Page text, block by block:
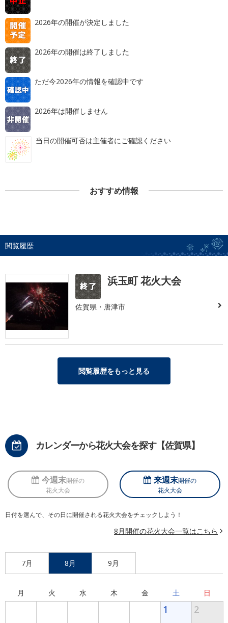
2026年の開催が決定しました
2026年の開催は終了しました
ただ今2026年の情報を確認中です
2026年は開催しません
当日の開催可否は主催者にご確認ください
おすすめ情報
閲覧履歴
浜玉町 花火大会
佐賀県・唐津市
閲覧履歴をもっと見る
カレンダーから花火大会を探す【佐賀県】
今週末開催の
花火大会
来週末開催の
花火大会
日付を選んで、その日に開催される花火大会をチェックしよう！
8月開催の花火大会一覧はこちら
7月 8月 9月
月 火 水 木 金 土 日
1 2